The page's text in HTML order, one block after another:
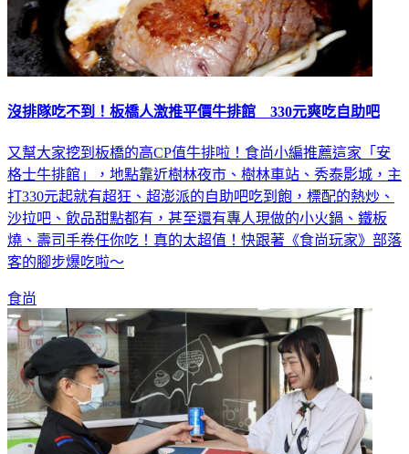
沒排隊吃不到！板橋人激推平價牛排館 330元爽吃自助吧
又幫大家挖到板橋的高CP值牛排啦！食尚小編推薦這家「安
格士牛排館」，地點靠近樹林夜市、樹林車站、秀泰影城，主
打330元起就有超狂、超澎派的自助吧吃到飽，標配的熱炒、
沙拉吧、飲品甜點都有，甚至還有專人現做的小火鍋、鐵板
燒、壽司手卷任你吃！真的太超值！快跟著《食尚玩家》部落
客的腳步爆吃啦～
食尚